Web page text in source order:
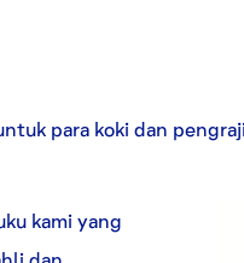
para koki dan
kami yang